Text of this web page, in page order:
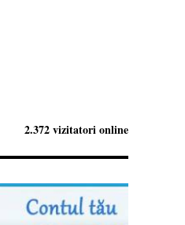
2.372 vizitatori online